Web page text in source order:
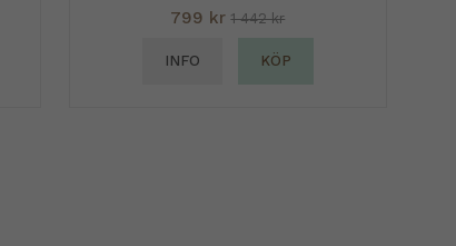
799 kr 1 442 kr
INFO KÖP